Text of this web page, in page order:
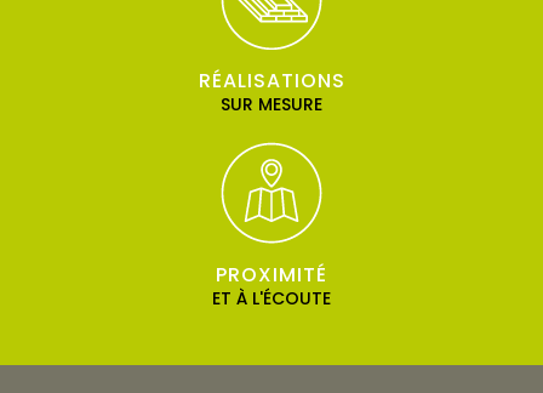
RÉALISATIONS
SUR MESURE
PROXIMITÉ
ET À L'ÉCOUTE